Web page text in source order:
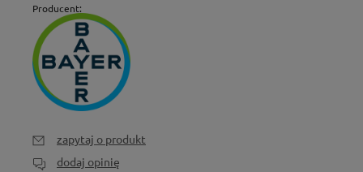
Producent:
zapytaj o produkt
dodaj opinię